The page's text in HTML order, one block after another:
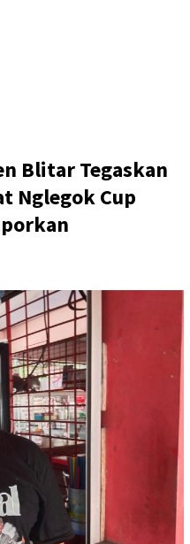
Blitar Tegaskan
Nglegok Cup